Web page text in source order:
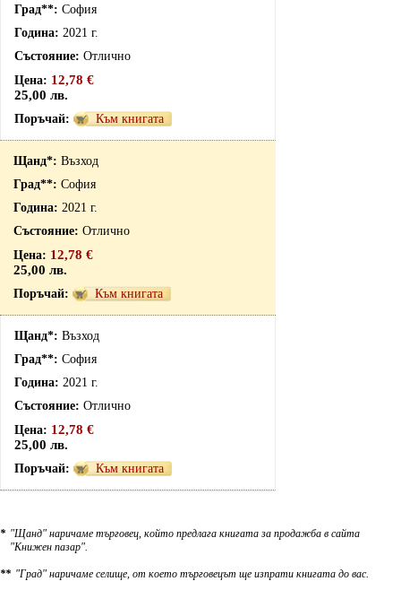
София
2021 г.
Отлично
12,78 €
25,00 лв.
Към книгата
Възход
София
2021 г.
Отлично
12,78 €
25,00 лв.
Към книгата
Възход
София
2021 г.
Отлично
12,78 €
25,00 лв.
Към книгата
* "Щанд" наричаме търговец, който предлага книгата за продажба в сайта
"Книжен пазар".
** "Град" наричаме селище, от което търговецът ще изпрати книгата до вас.